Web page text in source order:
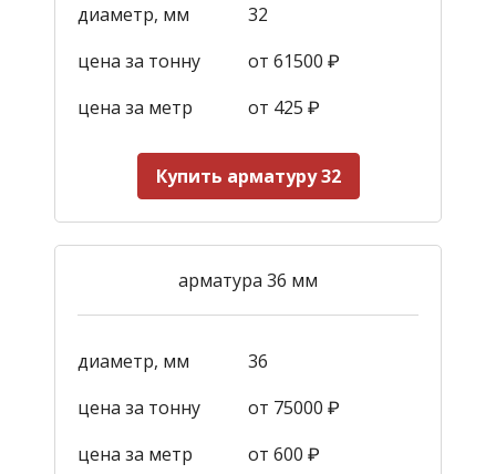
диаметр, мм
32
цена за тонну
от 61500 ₽
цена за метр
от 425 ₽
Купить арматуру 32
арматура 36 мм
диаметр, мм
36
цена за тонну
от 75000 ₽
цена за метр
от 600 ₽